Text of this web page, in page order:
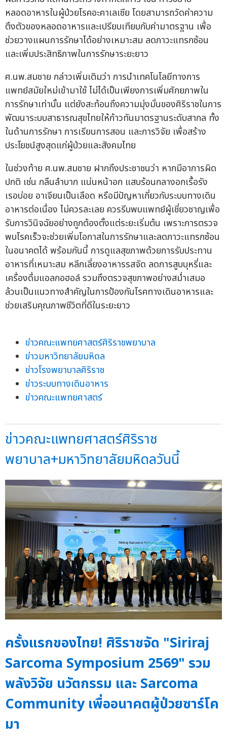
หลอดอาหารในผู้ป่วยโรคอะคาเลเซีย โดยสามารถวัดค่าความ
ตึงตัวของหลอดอาหารและเปรียบเทียบกับค่ามาตรฐาน เพื่อ
ช่วยวางแผนการรักษาได้อย่างเหมาะสม ลดภาวะแทรกซ้อน
และเพิ่มประสิทธิภาพในการรักษาระยะยาว
ศ.นพ.สมชาย กล่าวเพิ่มเติมว่า การนำเทคโนโลยีทางการ
แพทย์สมัยใหม่เข้ามาใช้ ไม่ได้เป็นเพียงการเพิ่มศักยภาพใน
การรักษาเท่านั้น แต่ยังสะท้อนถึงความมุ่งมั่นของศิริราชในการ
พัฒนาระบบสาธารณสุขไทยให้ก้าวทันมาตรฐานระดับสากล ทั้ง
ในด้านการรักษา การเรียนการสอน และการวิจัย เพื่อสร้าง
ประโยชน์สูงสุดแก่ผู้ป่วยและสังคมไทย
ในช่วงท้าย ศ.นพ.สมชาย ฝากถึงประชาชนว่า หากมีอาการผิด
ปกติ เช่น กลืนลำบาก แน่นหน้าอก แสบร้อนกลางอกเรื้อรัง
เรอบ่อย อาเจียนเป็นเลือด หรือมีปัญหาเกี่ยวกับระบบทางเดิน
อาหารต่อเนื่อง ไม่ควรละเลย ควรรีบพบแพทย์ผู้เชี่ยวชาญเพื่อ
รับการวินิจฉัยอย่างถูกต้องตั้งแต่ระยะเริ่มต้น เพราะการตรวจ
พบโรคเร็วจะช่วยเพิ่มโอกาสในการรักษาและลดภาวะแทรกซ้อน
ในอนาคตได้ พร้อมกันนี้ การดูแลสุขภาพด้วยการรับประทาน
อาหารที่เหมาะสม หลีกเลี่ยงอาหารรสจัด ลดการสูบบุหรี่และ
เครื่องดื่มแอลกอฮอล์ รวมถึงตรวจสุขภาพอย่างสม่ำเสมอ
ล้วนเป็นแนวทางสำคัญในการป้องกันโรคทางเดินอาหารและ
ช่วยเสริมคุณภาพชีวิตที่ดีในระยะยาว
ข่าวคณะแพทยศาสตร์ศิริราชพยาบาล
ข่าวมหาวิทยาลัยมหิดล
ข่าวโรงพยาบาลศิริราช
ข่าวระบบทางเดินอาหาร
ข่าวคณะแพทยศาสตร์
ข่าวคณะแพทยศาสตร์ศิริราช
พยาบาล+มหาวิทยาลัยมหิดลวันนี้
ครั้งแรกของไทย! ศิริราชจัด "Siriraj
Sarcoma Symposium 2569" รวม
พลังวิจัย นวัตกรรม และ Sarcoma
Community เพื่ออนาคตผู้ป่วยซาร์โค
มา